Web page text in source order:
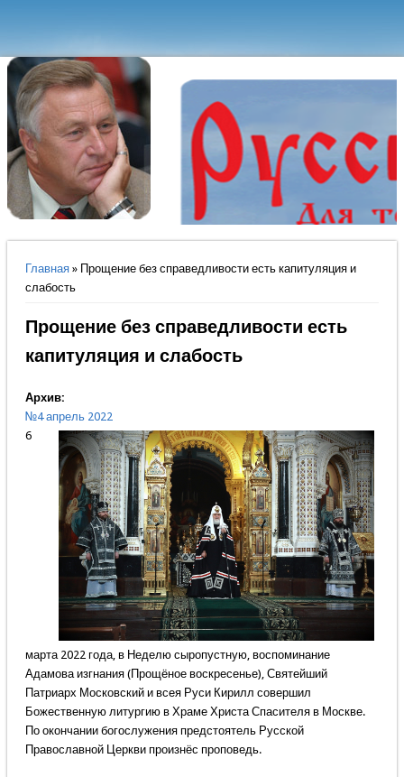
Вы здесь
Главная» Прощение без справедливости есть капитуляция и
слабость
Прощение без справедливости есть
капитуляция и слабость
Архив:
№4 апрель 2022
6
марта 2022 года, в Неделю сыропустную, воспоминание
Адамова изгнания (Прощёное воскресенье), Святейший
Патриарх Московский и всея Руси Кирилл совершил
Божественную литургию в Храме Христа Спасителя в Москве.
По окончании богослужения предстоятель Русской
Православной Церкви произнёс проповедь.